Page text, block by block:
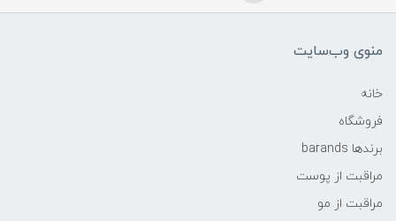
منوی وب‌سایت
خانه
فروشگاه
برندها barands
مراقبت از پوست
مراقبت از مو